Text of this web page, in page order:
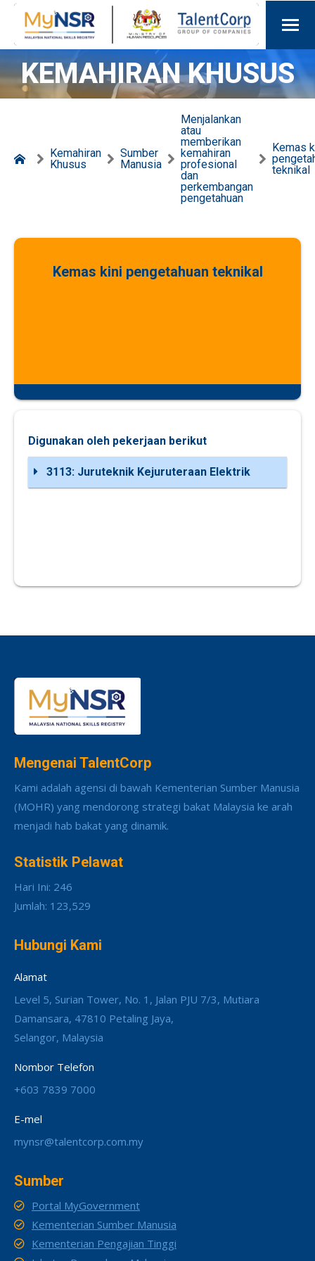
KEMAHIRAN KHUSUS
Kemahiran
Khusus
Sumber
Manusia
Menjalankan
atau
memberikan
kemahiran
profesional
dan
perkembangan
pengetahuan
Kemas
teknikal
Kemas kini pengetahuan teknikal
Digunakan oleh pekerjaan berikut
3113: Juruteknik Kejuruteraan Elektrik
Mengenai TalentCorp
Kami adalah agensi di bawah Kementerian Sumber Manusia
(MOHR) yang mendorong strategi bakat Malaysia ke arah
menjadi hab bakat yang dinamik.
Statistik Pelawat
Hari Ini: 246
Jumlah: 123,529
Hubungi Kami
Alamat
Level 5, Surian Tower, No. 1, Jalan PJU 7/3, Mutiara
Damansara, 47810 Petaling Jaya,
Selangor, Malaysia
Nombor Telefon
+603 7839 7000
E-mel
mynsr@talentcorp.com.my
Sumber
Portal MyGovernment
Kementerian Sumber Manusia
Kementerian Pengajian Tinggi